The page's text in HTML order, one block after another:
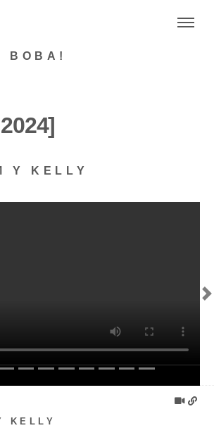
BOBA!
Y KELLY
KELLY